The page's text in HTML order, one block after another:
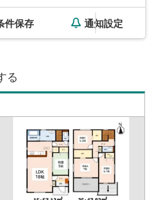
件保存 通知設定
る